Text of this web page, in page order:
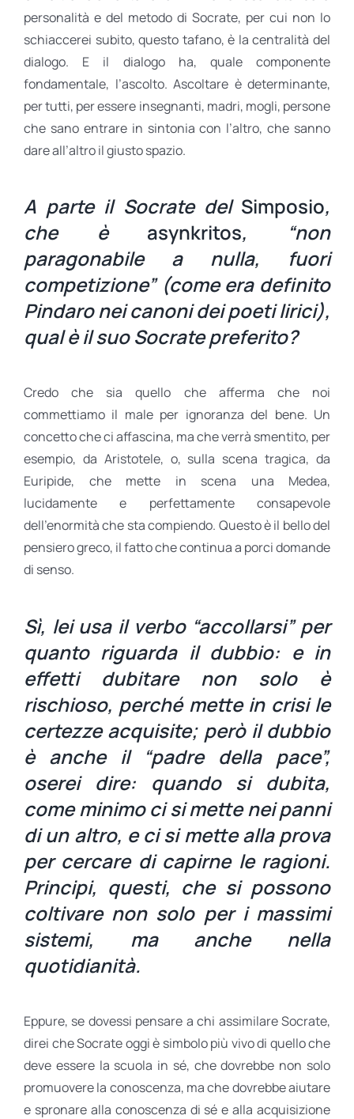
personalità e del metodo di Socrate, per cui non lo
schiaccerei subito, questo tafano, è la centralità del
dialogo. E il dialogo ha, quale componente
fondamentale, l’ascolto. Ascoltare è determinante,
per tutti, per essere insegnanti, madri, mogli, persone
che sano entrare in sintonia con l’altro, che sanno
dare all’altro il giusto spazio.
A parte il Socrate del Simposio,
che è asynkritos, “non
paragonabile a nulla, fuori
competizione” (come era definito
Pindaro nei canoni dei poeti lirici),
qual è il suo Socrate preferito?
Credo che sia quello che afferma che noi
commettiamo il male per ignoranza del bene. Un
concetto che ci affascina, ma che verrà smentito, per
esempio, da Aristotele, o, sulla scena tragica, da
Euripide, che mette in scena una Medea,
lucidamente e perfettamente consapevole
dell’enormità che sta compiendo. Questo è il bello del
pensiero greco, il fatto che continua a porci domande
di senso.
Sì, lei usa il verbo “accollarsi” per
quanto riguarda il dubbio: e in
effetti dubitare non solo è
rischioso, perché mette in crisi le
certezze acquisite; però il dubbio
è anche il “padre della pace”,
oserei dire: quando si dubita,
come minimo ci si mette nei panni
di un altro, e ci si mette alla prova
per cercare di capirne le ragioni.
Principi, questi, che si possono
coltivare non solo per i massimi
sistemi, ma anche nella
quotidianità.
Eppure, se dovessi pensare a chi assimilare Socrate,
direi che Socrate oggi è simbolo più vivo di quello che
deve essere la scuola in sé, che dovrebbe non solo
promuovere la conoscenza, ma che dovrebbe aiutare
e spronare alla conoscenza di sé e alla acquisizione